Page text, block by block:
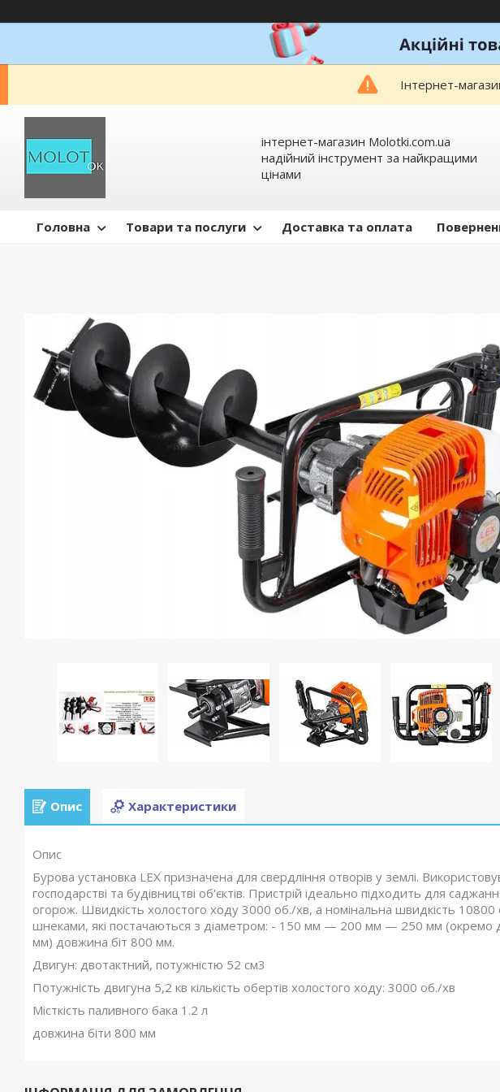
Інтернет-
інтернет-магазин Molotki.com.ua
надійний інструмент за найкращими
цінами
Головна Товари та послуги Доставка та оплата
Опис Характеристики
Опис
Бурова установка LEX призначена для свердління отворів у землі.
господарстві та будівництві об'єктів. Пристрій ідеально підходить для
огорож. Швидкість холостого ходу 3000 об./хв, а номінальна швидкість
шнеками, які постачаються з діаметром: - 150 мм — 200 мм — 250 мм
мм) довжина біт 800 мм.
Двигун: двотактний, потужністю 52 см3
Потужність двигуна 5,2 кв кількість обертів холостого ходу: 3000 об./хв
Місткість паливного бака 1.2 л
довжина біти 800 мм